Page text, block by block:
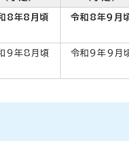
8年8月頃 令和8年9月
9年8月頃 令和9年9月